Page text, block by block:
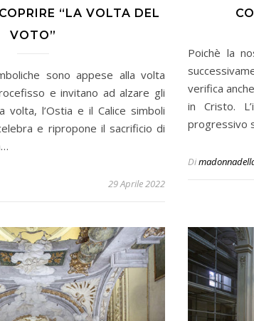
“LA VOLTA DEL
VOTO”
sono appese alla volta
e invitano ad alzare gli
volta, l’Ostia e il Calice simboli
e ripropone il sacrificio di
29 Aprile 2022
Poichè la
verifica
in Cristo.
progressivo
Di